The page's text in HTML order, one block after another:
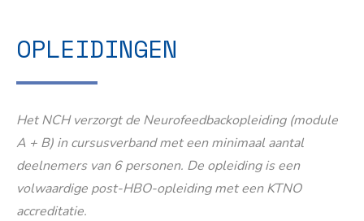
OPLEIDINGEN
Het NCH verzorgt de Neurofeedbackopleiding (module
A + B) in cursusverband met een minimaal aantal
deelnemers van 6 personen. De opleiding is een
volwaardige post-HBO-opleiding met een KTNO
accreditatie.